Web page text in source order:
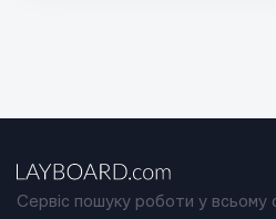
Сервіс пошуку роботи у всьому